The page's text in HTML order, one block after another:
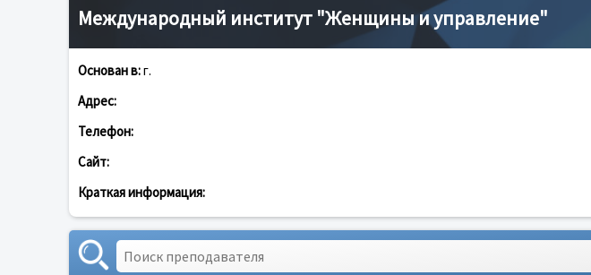
Международный институт "Женщины и управление"
Основан в:г.
Адрес:
Телефон:
Сайт:
Краткая информация: